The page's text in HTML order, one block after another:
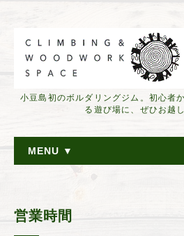
小豆島初のボルダリングジム。初心者
る遊び場に、ぜひお越
MENU ▼
営業時間